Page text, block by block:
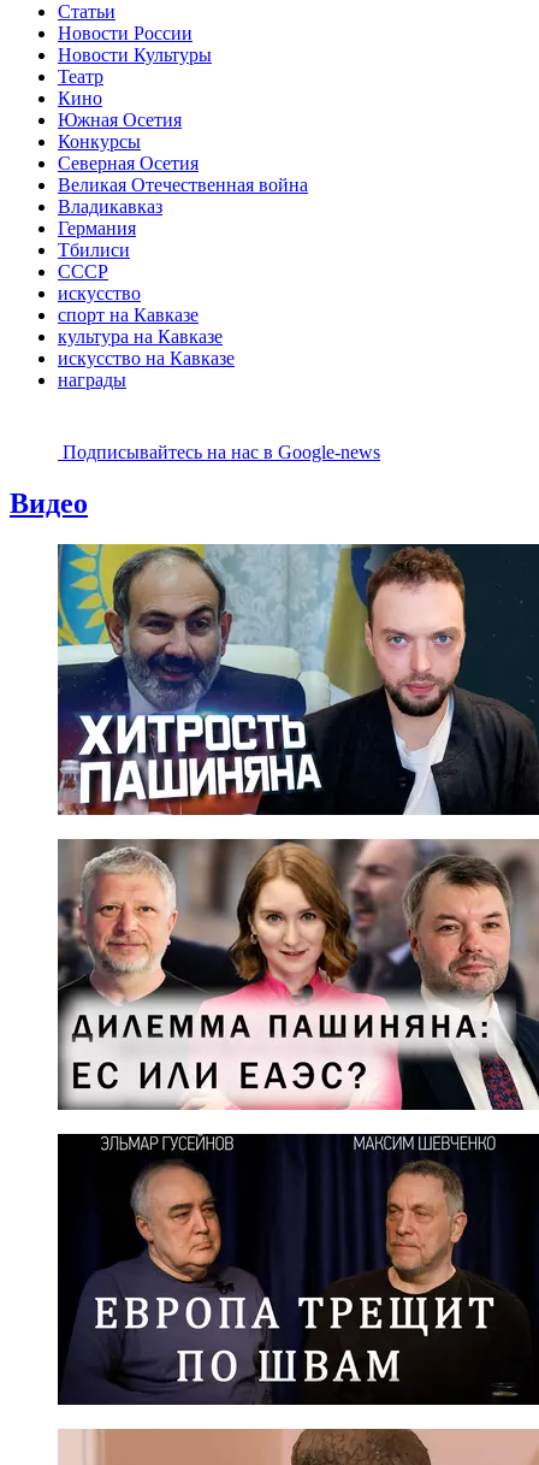
Статьи
Новости России
Новости Культуры
Театр
Кино
Южная Осетия
Конкурсы
Северная Осетия
Великая Отечественная война
Владикавказ
Германия
Тбилиси
СССР
искусство
спорт на Кавказе
культура на Кавказе
искусство на Кавказе
награды
Подписывайтесь на наc в Google-news
Видео